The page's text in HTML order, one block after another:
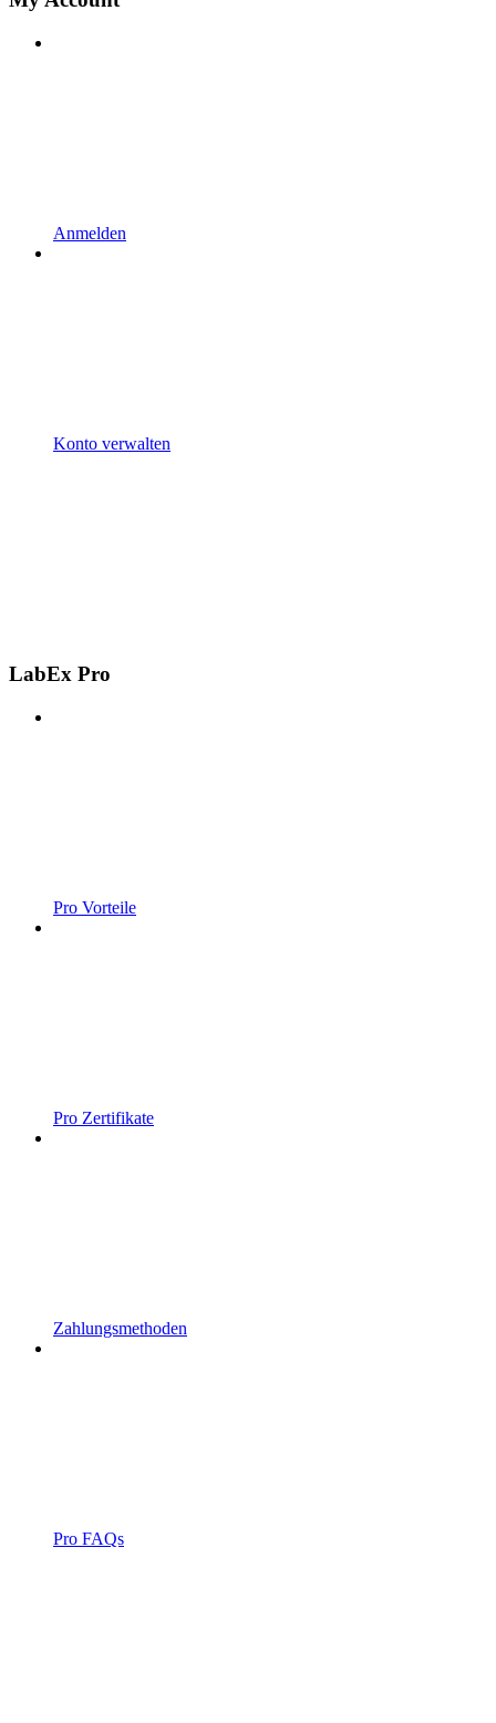
Anmelden
Konto verwalten
LabEx Pro
Pro Vorteile
Pro Zertifikate
Zahlungsmethoden
Pro FAQs